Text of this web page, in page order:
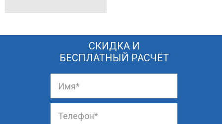
СКИДКА И
БЕСПЛАТНЫЙ РАСЧЁТ